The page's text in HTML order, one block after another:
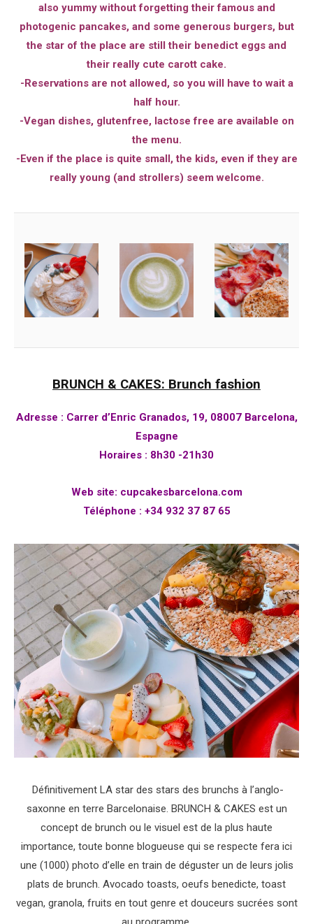
also yummy without forgetting their famous and
photogenic pancakes, and some generous burgers, but
the star of the place are still their benedict eggs and
their really cute carott cake.
-Reservations are not allowed, so you will have to wait a
half hour.
-Vegan dishes, glutenfree, lactose free are available on
the menu.
-Even if the place is quite small, the kids, even if they are
really young (and strollers) seem welcome.
BRUNCH & CAKES: Brunch fashion
Adresse : Carrer d’Enric Granados, 19, 08007 Barcelona,
Espagne
Horaires : 8h30 -21h30
Web site: cupcakesbarcelona.com
Téléphone : +34 932 37 87 65
Définitivement LA star des stars des brunchs à l’anglo-
saxonne en terre Barcelonaise. BRUNCH & CAKES est un
concept de brunch ou le visuel est de la plus haute
importance, toute bonne blogueuse qui se respecte fera ici
une (1000) photo d’elle en train de déguster un de leurs jolis
plats de brunch. Avocado toasts, oeufs benedicte, toast
vegan, granola, fruits en tout genre et douceurs sucrées sont